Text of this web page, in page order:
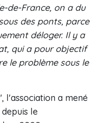
de-France, on a du
des ponts, parce
déloger. Il y a
qui a pour objectif
le problème sous le
l'association a mené
le